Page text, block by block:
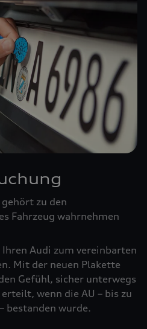
zu den
Fahrzeug wahrnehmen
Ihren Audi zum vereinbarten
Mit der neuen Plakette
Gefühl, sicher unterwegs
wenn die AU – bis zu
bestanden wurde.